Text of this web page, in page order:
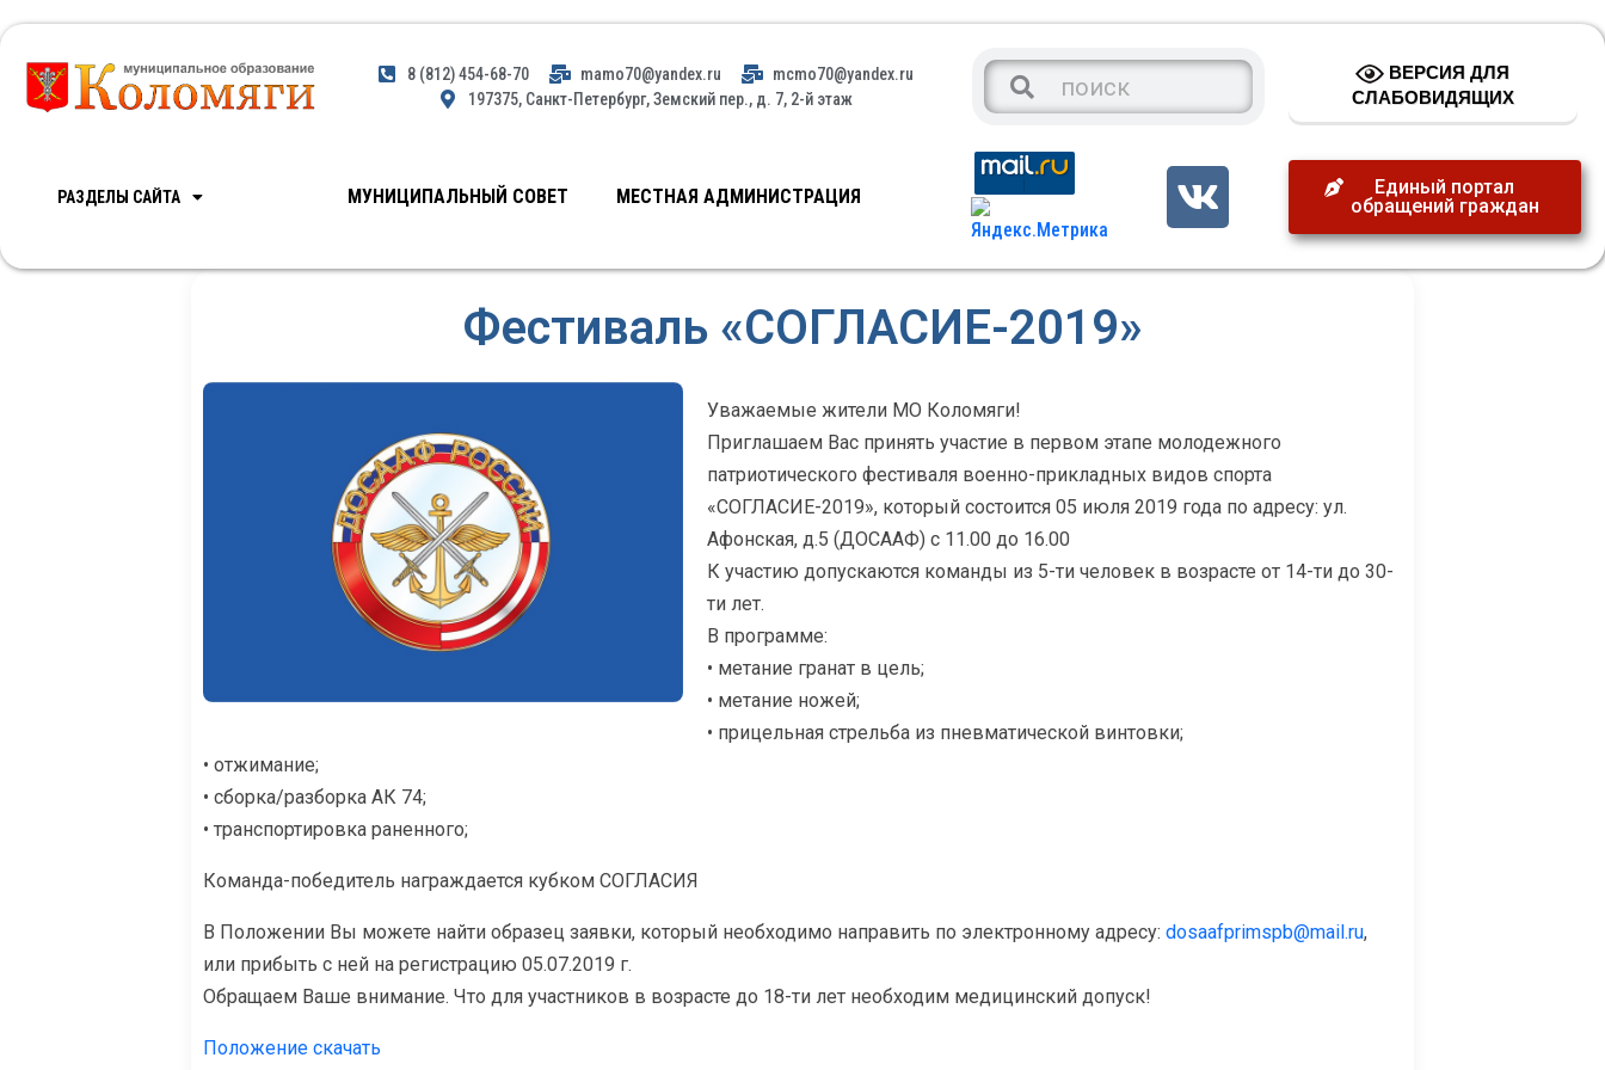
8 (812) 454-68-70 mamo70@yandex.ru
mcmo70@yandex.ru
197375, Санкт-Петербург, Земский пер., д. 7, 2-й этаж
ВЕРСИЯ ДЛЯ
СЛАБОВИДЯЩИХ
РАЗДЕЛЫ САЙТА МУНИЦИПАЛЬНЫЙ СОВЕТ МЕСТНАЯ АДМИНИСТРАЦИЯ
Единый портал
обращений граждан
Фестиваль «СОГЛАСИЕ-2019»
Уважаемые жители МО Коломяги!
Приглашаем Вас принять участие в первом этапе молодежного
патриотического фестиваля военно-прикладных видов спорта
«СОГЛАСИЕ-2019», который состоится 05 июля 2019 года по адресу: ул.
Афонская, д.5 (ДОСААФ) с 11.00 до 16.00
К участию допускаются команды из 5-ти человек в возрасте от 14-ти до 30-
ти лет.
В программе:
• метание гранат в цель;
• метание ножей;
• прицельная стрельба из пневматической винтовки;
• отжимание;
• сборка/разборка АК 74;
• транспортировка раненного;
Команда-победитель награждается кубком СОГЛАСИЯ
В Положении Вы можете найти образец заявки, который необходимо направить по электронному адресу: dosaafprimspb@mail.ru,
или прибыть с ней на регистрацию 05.07.2019 г.
Обращаем Ваше внимание. Что для участников в возрасте до 18-ти лет необходим медицинский допуск!
Положение скачать